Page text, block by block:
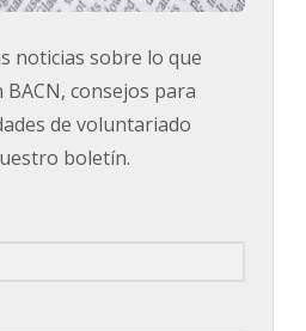
noticias sobre lo que
consejos para
de voluntariado
boletín.